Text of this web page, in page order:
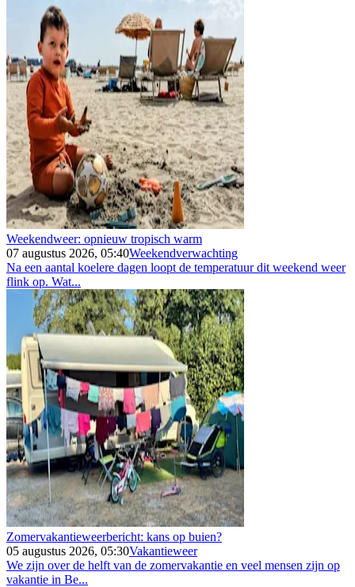
Weekendweer: opnieuw tropisch warm
07 augustus 2026, 05:40Weekendverwachting
Na een aantal koelere dagen loopt de temperatuur dit weekend weer
flink op. Wat...
Zomervakantieweerbericht: kans op buien?
05 augustus 2026, 05:30Vakantieweer
We zijn over de helft van de zomervakantie en veel mensen zijn op
vakantie in Be...